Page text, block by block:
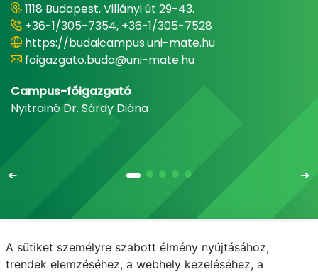
1118 Budapest, Villányi út 29-43.
+36-1/305-7354, +36-1/305-7528
https://budaicampus.uni-mate.hu
foigazgato.buda@uni-mate.hu
Campus-főigazgató
Nyitrainé Dr. Sárdy Diána
Email Telefonkönyv NEPTUN
E-learning
A sütiket személyre szabott élmény nyújtásához,
trendek elemzéséhez, a webhely kezeléséhez, a